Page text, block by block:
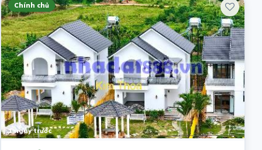
Chính chủ
1 ngày trước